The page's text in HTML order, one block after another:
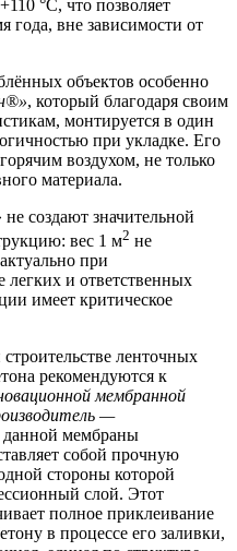
°C, что позволяет
года, вне зависимости от
объектов особенно
, который благодаря своим
монтируется в один
при укладке. Его
воздухом, не только
материала.
создают значительной
вес 1 м2 не
при
легких и ответственных
имеет критическое
ленточных
рекомендуются к
мембранной
—
данной мембраны
собой прочную
стороны которой
слой. Этот
полное приклеивание
в процессе его заливки,